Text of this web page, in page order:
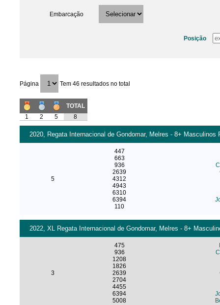
Embarcação
Posição
Página Tem 46 resultados no total
TOTAL
1
2 5 8
2020, Regata Internacional de Gondomar, Melres - 8+ Masculinos
5
447
663
936
2639
4312
4943
6310
6394
110
2022, XL Regata Internacional de Gondomar, Melres - 8+
3
475
936
1208
1826
2639
2704
4455
6394
5008